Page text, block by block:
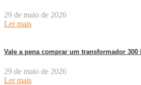
29 de maio de 2026
Ler mais
Vale a pena comprar um transformador 300
29 de maio de 2026
Ler mais